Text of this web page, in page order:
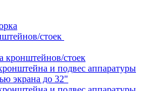
стоек
кронштейнов/стоек
и подвес аппаратуры
экрана до 32"